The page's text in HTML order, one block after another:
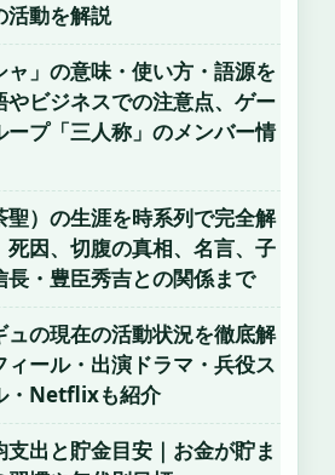
活動を解説
ャ」の意味・使い方・語源を
やビジネスでの注意点、ゲー
ープ「三人称」のメンバー情
聖）の生涯を時系列で完全解
死因、切腹の真相、名言、子
長・豊臣秀吉との関係まで
ュの現在の活動状況を徹底解
ィール・出演ドラマ・兵役ス
・Netflixも紹介
支出と貯金目安｜お金が貯ま